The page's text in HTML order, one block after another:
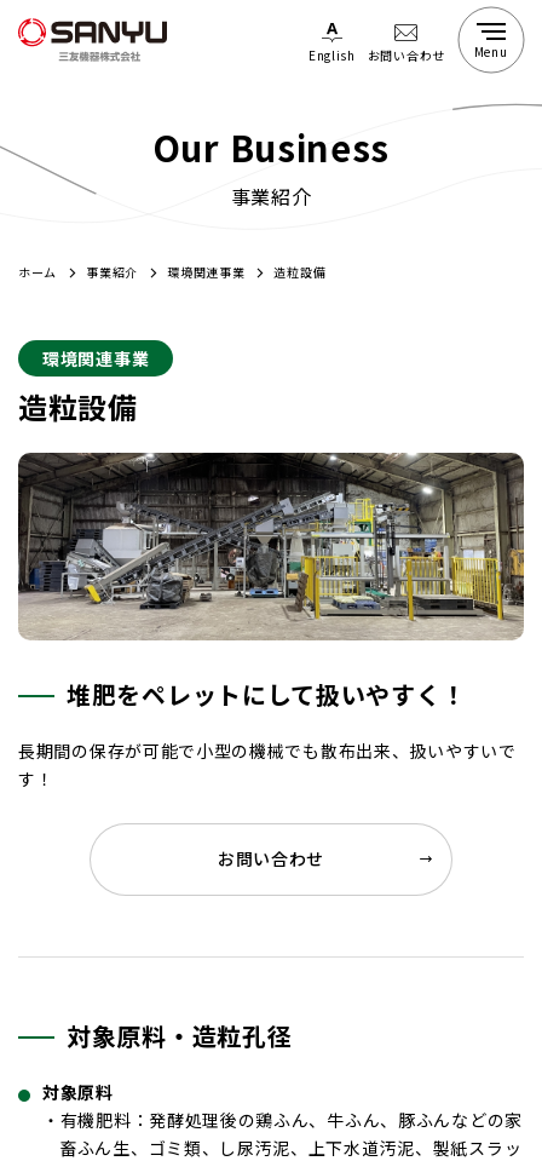
English お問い合わせ Menu
会社案内
会社概要
拠点
グループ
取引先
SDGs
社員インタビュー
新卒採用
食品関連事業
粕搬送設備
容器供給設備
充填設備
包装設備
パレタイジング設備
監視システム
コンポ富士
たまご市場
自家飼料配合設備
特殊運搬車
回転ブレード式破袋分別機
間接加熱式縦型乾燥機
中古機器情報
お知らせ
プライバシーポリシー
Our Business
事業紹介
ホーム 事業紹介 環境関連事業 造粒設備
環境関連事業
造粒設備
堆肥をペレットにして扱いやすく！
長期間の保存が可能で小型の機械でも散布出来、扱いやすいで
す！
お問い合わせ
対象原料・造粒孔径
対象原料
・有機肥料：発酵処理後の鶏ふん、牛ふん、豚ふんなどの家
畜ふん生、ゴミ類、し尿汚泥、上下水道汚泥、製紙スラッ